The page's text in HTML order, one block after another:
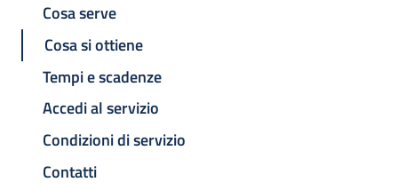
Cosa serve
Cosa si ottiene
Tempi e scadenze
Accedi al servizio
Condizioni di servizio
Contatti